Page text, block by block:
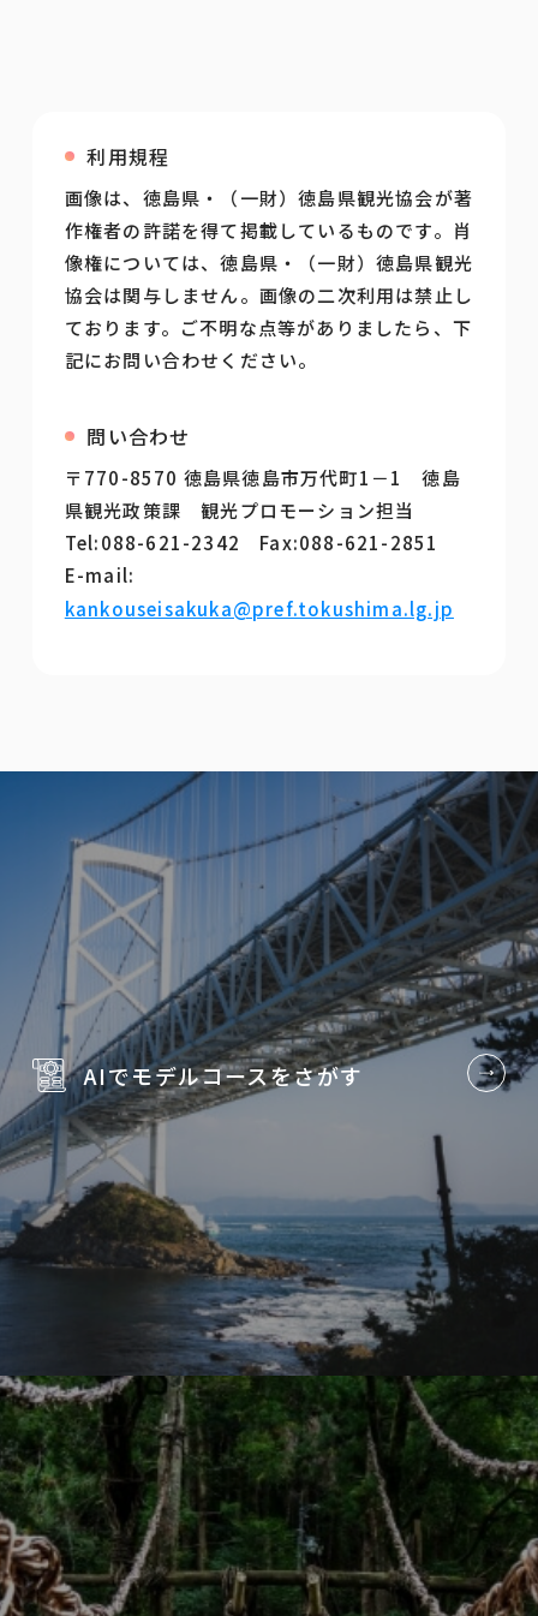
利用規程
画像は、徳島県・（一財）徳島県観光協会が著
作権者の許諾を得て掲載しているものです。肖
像権については、徳島県・（一財）徳島県観光
協会は関与しません。画像の二次利用は禁止し
ております。ご不明な点等がありましたら、下
記にお問い合わせください。
問い合わせ
〒770-8570 徳島県徳島市万代町1－1 徳島
県観光政策課 観光プロモーション担当
Tel:088-621-2342 Fax:088-621-2851
E-mail:
kankouseisakuka@pref.tokushima.lg.jp
AIでモデルコースをさがす